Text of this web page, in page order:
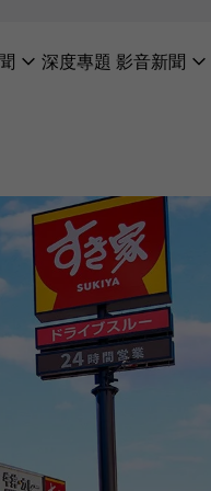
深度專題 影音新聞